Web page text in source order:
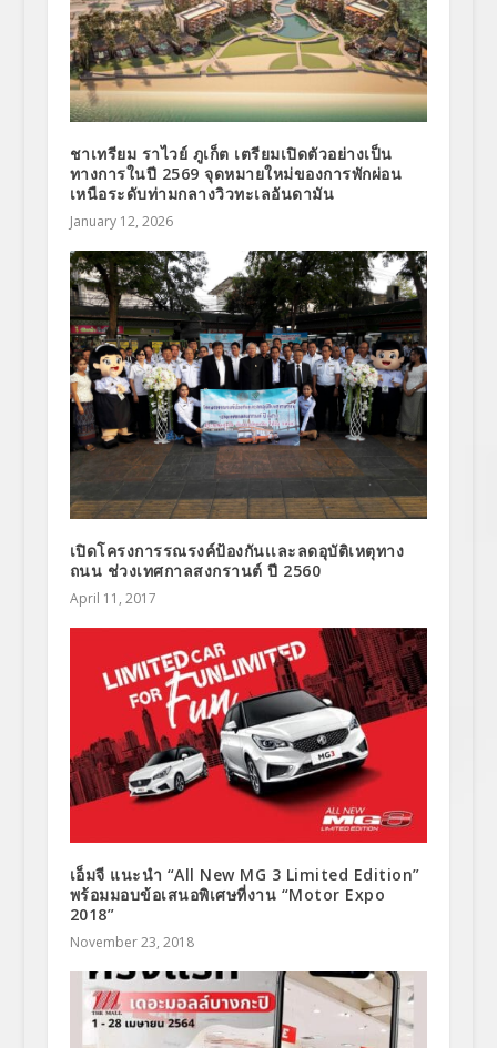
ชาเทรียม ราไวย์ ภูเก็ต เตรียมเปิดตัวอย่างเป็น
ทางการในปี 2569 จุดหมายใหม่ของการพักผ่อน
เหนือระดับท่ามกลางวิวทะเลอันดามัน
January 12, 2026
เปิดโครงการรณรงค์ป้องกันเเละลดอุบัติเหตุทาง
ถนน ช่วงเทศกาลสงกรานต์ ปี 2560
April 11, 2017
เอ็มจี แนะนำ “All New MG 3 Limited Edition”
พร้อมมอบข้อเสนอพิเศษที่งาน “Motor Expo
2018”
November 23, 2018